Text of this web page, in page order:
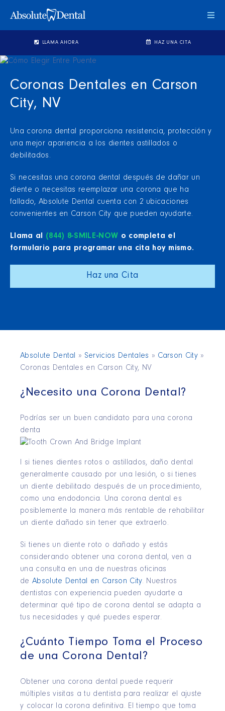
LLAMA AHORA HAZ UNA CITA
Coronas Dentales en Carson
City, NV
Una corona dental proporciona resistencia, protección y
una mejor apariencia a los dientes astillados o
debilitados.
Si necesitas una corona dental después de dañar un
diente o necesitas reemplazar una corona que ha
fallado, Absolute Dental cuenta con 2 ubicaciones
convenientes en Carson City que pueden ayudarte.
Llama al (844) 8-SMILE-NOW o completa el
formulario para programar una cita hoy mismo.
Haz una Cita
Absolute Dental » Servicios Dentales » Carson City »
Coronas Dentales en Carson City, NV
¿Necesito una Corona Dental?
Podrías ser un buen candidato para una corona
denta
l si tienes dientes rotos o astillados, daño dental
generalmente causado por una lesión, o si tienes
un diente debilitado después de un procedimiento,
como una endodoncia. Una corona dental es
posiblemente la manera más rentable de rehabilitar
un diente dañado sin tener que extraerlo.
Si tienes un diente roto o dañado y estás
considerando obtener una corona dental, ven a
una consulta en una de nuestras oficinas
de Absolute Dental en Carson City. Nuestros
dentistas con experiencia pueden ayudarte a
determinar qué tipo de corona dental se adapta a
tus necesidades y qué puedes esperar.
¿Cuánto Tiempo Toma el Proceso
de una Corona Dental?
Obtener una corona dental puede requerir
múltiples visitas a tu dentista para realizar el ajuste
y colocar la corona definitiva. El tiempo que toma